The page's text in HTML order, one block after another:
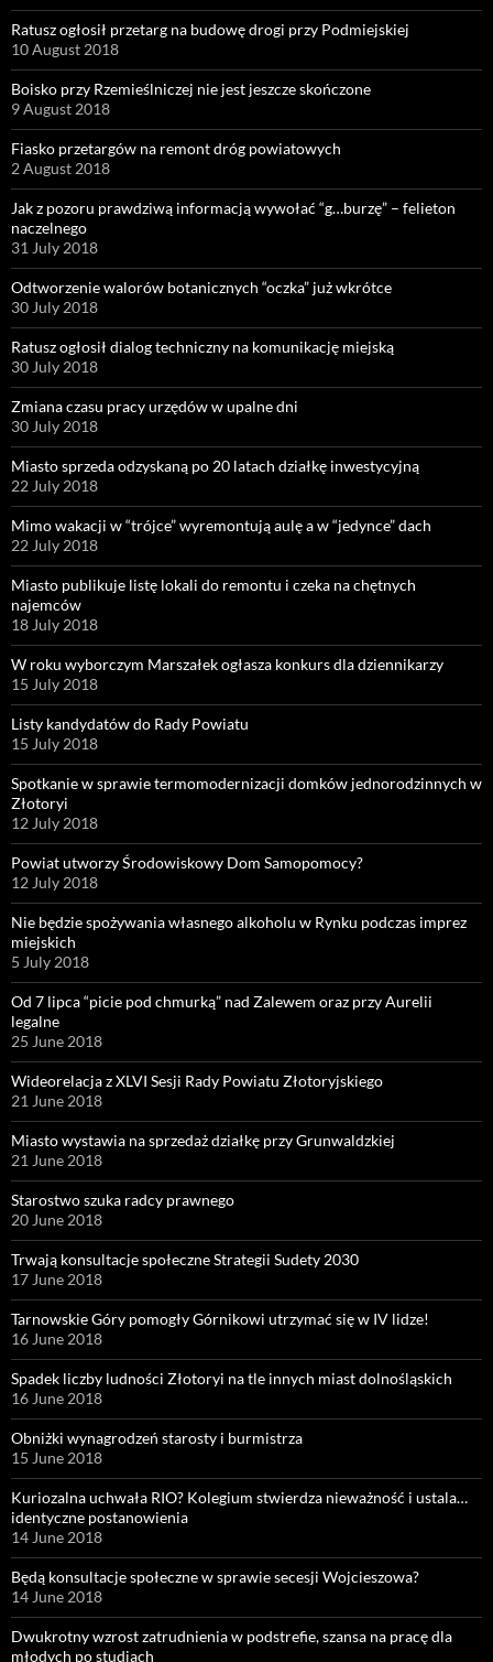
Ratusz ogłosił przetarg na budowę drogi przy Podmiejskiej
10 August 2018
Boisko przy Rzemieślniczej nie jest jeszcze skończone
9 August 2018
Fiasko przetargów na remont dróg powiatowych
2 August 2018
Jak z pozoru prawdziwą informacją wywołać “g…burzę” – felieton
naczelnego
31 July 2018
Odtworzenie walorów botanicznych “oczka” już wkrótce
30 July 2018
Ratusz ogłosił dialog techniczny na komunikację miejską
30 July 2018
Zmiana czasu pracy urzędów w upalne dni
30 July 2018
Miasto sprzeda odzyskaną po 20 latach działkę inwestycyjną
22 July 2018
Mimo wakacji w “trójce” wyremontują aulę a w “jedynce” dach
22 July 2018
Miasto publikuje listę lokali do remontu i czeka na chętnych
najemców
18 July 2018
W roku wyborczym Marszałek ogłasza konkurs dla dziennikarzy
15 July 2018
Listy kandydatów do Rady Powiatu
15 July 2018
Spotkanie w sprawie termomodernizacji domków jednorodzinnych w
Złotoryi
12 July 2018
Powiat utworzy Środowiskowy Dom Samopomocy?
12 July 2018
Nie będzie spożywania własnego alkoholu w Rynku podczas imprez
miejskich
5 July 2018
Od 7 lipca “picie pod chmurką” nad Zalewem oraz przy Aurelii
legalne
25 June 2018
Wideorelacja z XLVI Sesji Rady Powiatu Złotoryjskiego
21 June 2018
Miasto wystawia na sprzedaż działkę przy Grunwaldzkiej
21 June 2018
Starostwo szuka radcy prawnego
20 June 2018
Trwają konsultacje społeczne Strategii Sudety 2030
17 June 2018
Tarnowskie Góry pomogły Górnikowi utrzymać się w IV lidze!
16 June 2018
Spadek liczby ludności Złotoryi na tle innych miast dolnośląskich
16 June 2018
Obniżki wynagrodzeń starosty i burmistrza
15 June 2018
Kuriozalna uchwała RIO? Kolegium stwierdza nieważność i ustala…
identyczne postanowienia
14 June 2018
Będą konsultacje społeczne w sprawie secesji Wojcieszowa?
14 June 2018
Dwukrotny wzrost zatrudnienia w podstrefie, szansa na pracę dla
młodych po studiach